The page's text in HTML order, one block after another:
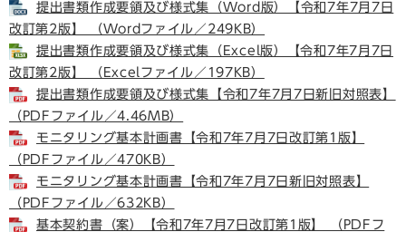
提出書類作成要領及び様式集（Word版）【令和7年7月7日
改訂第2版】 （Wordファイル／249KB）
提出書類作成要領及び様式集（Excel版）【令和7年7月7日
改訂第2版】 （Excelファイル／197KB）
提出書類作成要領及び様式集【令和7年7月7日新旧対照表】
（PDFファイル／4.46MB）
モニタリング基本計画書【令和7年7月7日改訂第1版】
（PDFファイル／470KB）
モニタリング基本計画書【令和7年7月7日新旧対照表】
（PDFファイル／632KB）
基本契約書（案）【令和7年7月7日改訂第1版】 （PDFフ